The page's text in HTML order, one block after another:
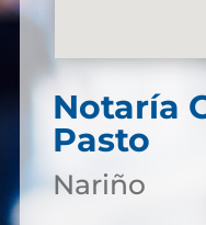
Notaría
Pasto
Nariño